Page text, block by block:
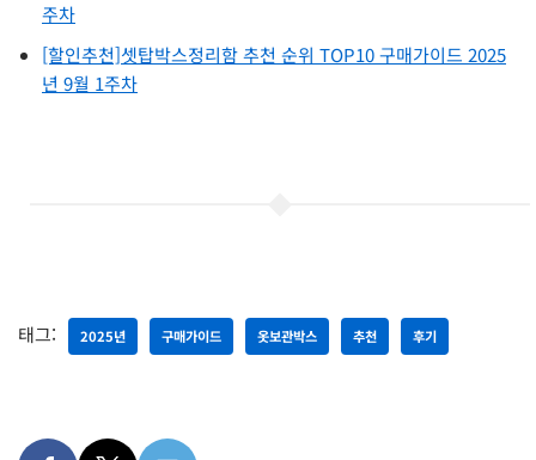
주차
[할인추천]셋탑박스정리함 추천 순위 TOP10 구매가이드 2025
년 9월 1주차
태그: 2025년 구매가이드 옷보관박스 추천 후기